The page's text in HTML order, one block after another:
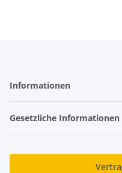
Informationen
Gesetzliche Informationen